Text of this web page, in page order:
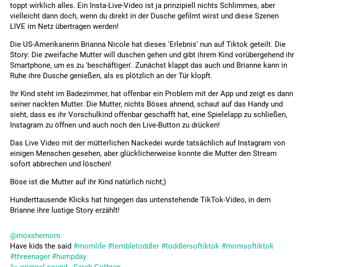
toppt wirklich alles. Ein Insta-Live-Video ist ja prinzipiell nichts Schlimmes, aber
vielleicht dann doch, wenn du direkt in der Dusche gefilmt wirst und diese Szenen
LIVE im Netz übertragen werden!
Die US-Amerikanerin Brianna Nicole hat dieses 'Erlebnis' nun auf Tiktok geteilt. Die
Story: Die zweifache Mutter will duschen gehen und gibt ihrem Kind vorübergehend ihr
Smartphone, um es zu 'beschäftigen'. Zunächst klappt das auch und Brianne kann in
Ruhe ihre Dusche genießen, als es plötzlich an der Tür klopft.
Ihr Kind steht im Badezimmer, hat offenbar ein Problem mit der App und zeigt es dann
seiner nackten Mutter. Die Mutter, nichts Böses ahnend, schaut auf das Handy und
sieht, dass es ihr Vorschulkind offenbar geschafft hat, eine Spielelapp zu schließen,
Instagram zu öffnen und auch noch den Live-Button zu drücken!
Das Live Video mit der mütterlichen Nackedei wurde tatsächlich auf Instagram von
einigen Menschen gesehen, aber glücklicherweise konnte die Mutter den Stream
sofort abbrechen und löschen!
Böse ist die Mutter auf ihr Kind natürlich nicht;)
Hunderttausende Klicks hat hingegen das untenstehende TikTok-Video, in dem
Brianne ihre lustige Story erzählt!
@moxshemom
Have kids the said #momlife #terribletoddler #toddlersoftiktok #momsoftiktok
#threenager #humpday